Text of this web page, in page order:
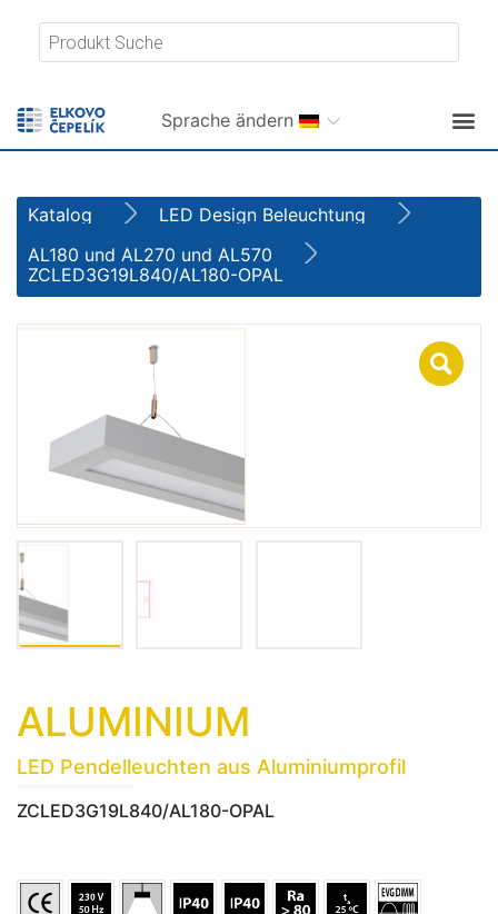
Sprache ändern
Katalog
LED Design Beleuchtung
AL180 und AL270 und AL570
ZCLED3G19L840/AL180-OPAL
ALUMINIUM
LED Pendelleuchten aus Aluminiumprofil
ZCLED3G19L840/AL180-OPAL